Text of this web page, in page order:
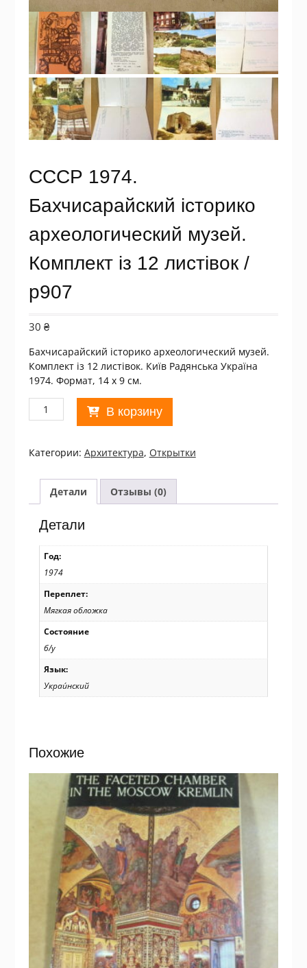
СССР 1974.
Бахчисарайский історико
археологический музей.
Комплект із 12 листівок /
р907
30 ₴
Бахчисарайский історико археологический музей.
Комплект із 12 листівок. Київ Радянська Україна
1974. Формат, 14 х 9 см.
Количество
товара
1974.
Бахчисарайский
історико
археологический
музей.
Комплект
листівок
р907
В корзину
Категории: Архитектура, Открытки
Детали Отзывы (0)
Детали
Год:
1974
Переплет:
Мягкая обложка
Состояние
б/у
Язык:
Украи́нский
Похожие